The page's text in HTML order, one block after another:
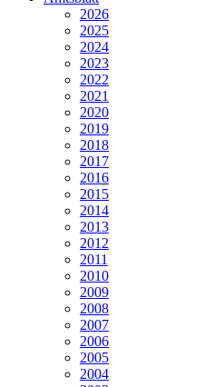
2026
2025
2024
2023
2022
2021
2020
2019
2018
2017
2016
2015
2014
2013
2012
2011
2010
2009
2008
2007
2006
2005
2004